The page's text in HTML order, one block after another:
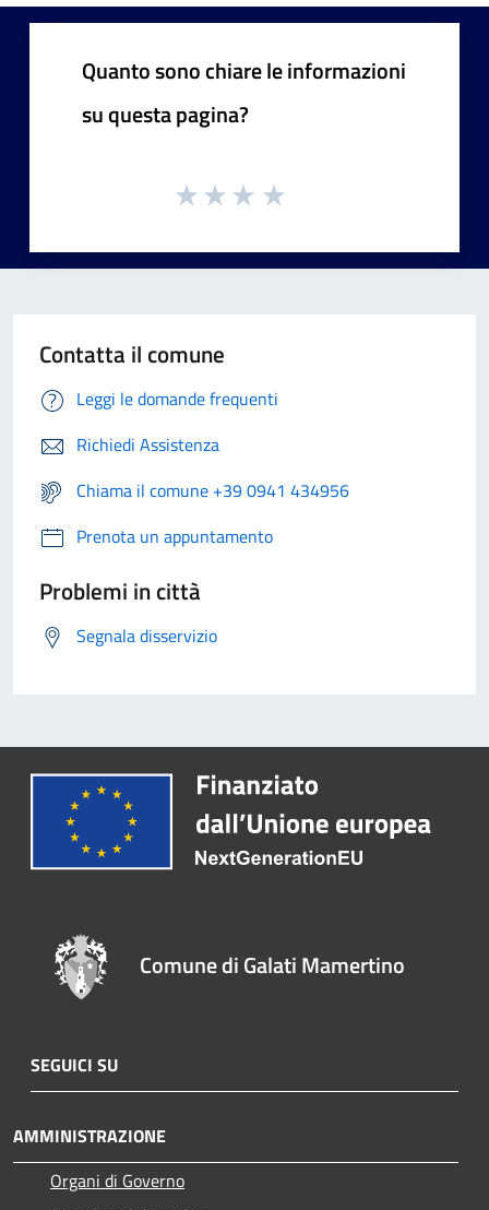
Quanto sono chiare le informazioni
su questa pagina?
Contatta il comune
Leggi le domande frequenti
Richiedi Assistenza
Chiama il comune +39 0941 434956
Prenota un appuntamento
Problemi in città
Segnala disservizio
Comune di Galati Mamertino
SEGUICI SU
AMMINISTRAZIONE
Organi di Governo